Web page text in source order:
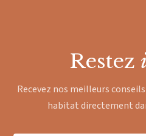
Restez
Recevez nos meilleurs
habitat directement